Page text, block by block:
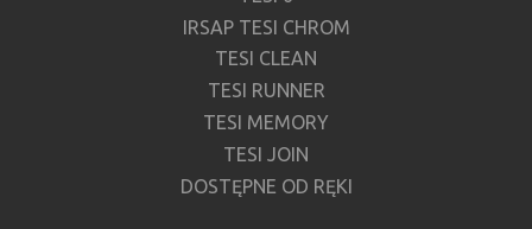
IRSAP TESI CHROM
TESI CLEAN
TESI RUNNER
TESI MEMORY
TESI JOIN
DOSTĘPNE OD RĘKI